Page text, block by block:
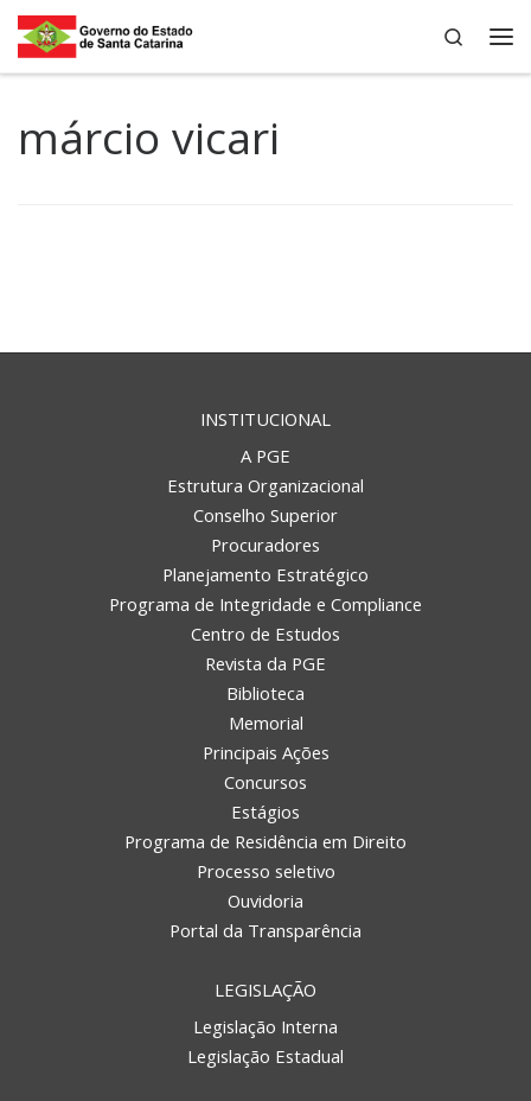
Skip to content
Search
márcio vicari
INSTITUCIONAL
A PGE
Estrutura Organizacional
Conselho Superior
Procuradores
Planejamento Estratégico
Programa de Integridade e Compliance
Centro de Estudos
Revista da PGE
Biblioteca
Memorial
Principais Ações
Concursos
Estágios
Programa de Residência em Direito
Processo seletivo
Ouvidoria
Portal da Transparência
LEGISLAÇÃO
Legislação Interna
Legislação Estadual